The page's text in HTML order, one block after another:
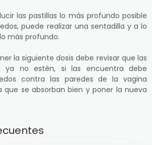
las pastillas lo más profundo posible
puede realizar una sentadilla y a lo
más profundo.
la siguiente dosis debe revisar que las
ya no estén, si las encuentra debe
contra las paredes de la vagina
que se absorban bien y poner la nueva